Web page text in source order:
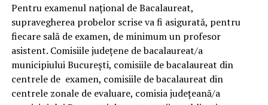
Pentru examenul național de Bacalaureat,
supravegherea probelor scrise va fi asigurată, pentru
fiecare sală de examen, de minimum un profesor
asistent. Comisiile județene de bacalaureat/a
municipiului București, comisiile de bacalaureat din
centrele de examen, comisiile de bacalaureat din
centrele zonale de evaluare, comisia județeană/a